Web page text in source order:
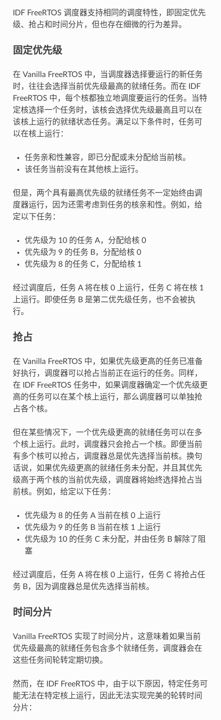
IDF FreeRTOS 调度器支持相同的调度特性，即固定优先
级、抢占和时间分片，但也存在细微的行为差异。
固定优先级
在 Vanilla FreeRTOS 中，当调度器选择要运行的新任务
时，往往会选择当前优先级最高的就绪任务。而在 IDF
FreeRTOS 中，每个核都独立地调度要运行的任务。当特
定核选择一个任务时，该核会选择优先级最高且可以在
该核上运行的就绪状态任务。满足以下条件时，任务可
以在核上运行：
任务亲和性兼容，即已分配或未分配给当前核。
该任务当前没有在其他核上运行。
但是，两个具有最高优先级的就绪任务不一定始终由调
度器运行，因为还需考虑到任务的核亲和性。例如，给
定以下任务：
优先级为 10 的任务 A，分配给核 0
优先级为 9 的任务 B，分配给核 0
优先级为 8 的任务 C，分配给核 1
经过调度后，任务 A 将在核 0 上运行，任务 C 将在核 1
上运行。即使任务 B 是第二优先级任务，也不会被执
行。
抢占
在 Vanilla FreeRTOS 中，如果优先级更高的任务已准备
好执行，调度器可以抢占当前正在运行的任务。同样，
在 IDF FreeRTOS 任务中，如果调度器确定一个优先级更
高的任务可以在某个核上运行，那么调度器可以单独抢
占各个核。
但在某些情况下，一个优先级更高的就绪任务可以在多
个核上运行。此时，调度器只会抢占一个核。即便当前
有多个核可以抢占，调度器总是优先选择当前核。换句
话说，如果优先级更高的就绪任务未分配，并且其优先
级高于两个核的当前优先级，调度器将始终选择抢占当
前核。例如，给定以下任务：
优先级为 8 的任务 A 当前在核 0 上运行
优先级为 9 的任务 B 当前在核 1 上运行
优先级为 10 的任务 C 未分配，并由任务 B 解除了阻
塞
经过调度后，任务 A 将在核 0 上运行，任务 C 将抢占任
务 B，因为调度器总是优先选择当前核。
时间分片
Vanilla FreeRTOS 实现了时间分片，这意味着如果当前
优先级最高的就绪任务包含多个就绪任务，调度器会在
这些任务间轮转定期切换。
然而，在 IDF FreeRTOS 中，由于以下原因，特定任务可
能无法在特定核上运行，因此无法实现完美的轮转时间
分片：